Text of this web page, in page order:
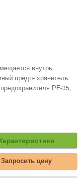
внутрь
предо- хранитель
PF-35,
Запросить цену